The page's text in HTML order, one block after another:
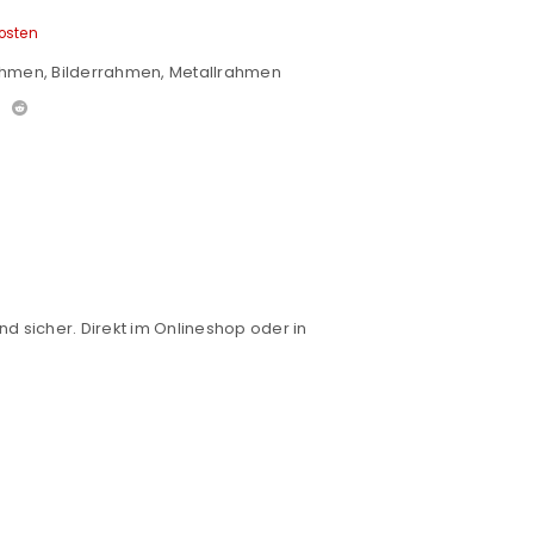
,Bilderrahmen, Metallrahmen
sicher. Direkt im Onlineshop oder in